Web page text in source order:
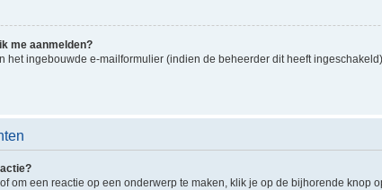
me aanmelden?
ingebouwde e-mailformulier (indien de beheerder dit heeft
om een reactie op een onderwerp te maken, klik je op de bijhorende